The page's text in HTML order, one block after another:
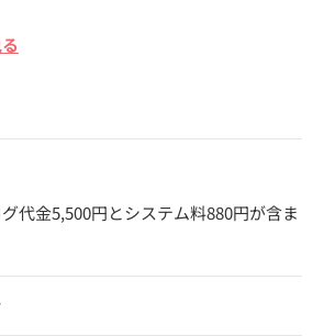
代金5,500円とシステム料880円が含ま